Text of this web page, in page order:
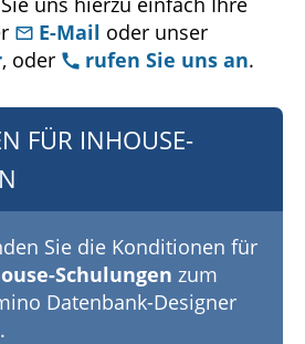
E-Mail oder unser
, oder rufen Sie uns an.
FÜR INHOUSE-
Sie die Konditionen für
Schulungen zum
Datenbank-Designer